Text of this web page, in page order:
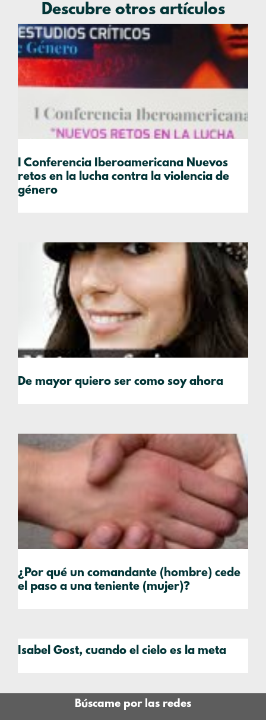
Descubre otros artículos
I Conferencia Iberoamericana Nuevos
retos en la lucha contra la violencia de
género
De mayor quiero ser como soy ahora
¿Por qué un comandante (hombre) cede
el paso a una teniente (mujer)?
Isabel Gost, cuando el cielo es la meta
Búscame por las redes